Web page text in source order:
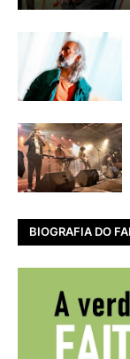
BIOGRAFIA DO